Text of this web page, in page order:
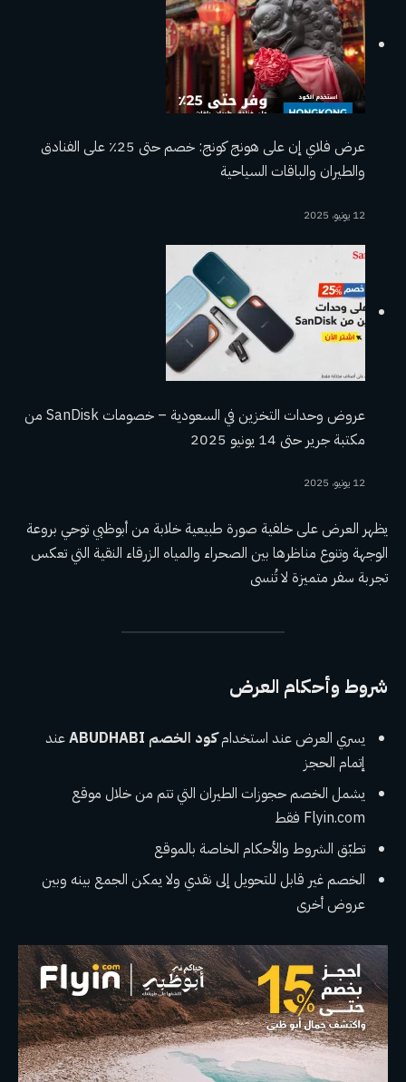
عرض فلاي إن على هونج كونج: خصم حتى 25٪ على الفنادق
والطيران والباقات السياحية
12 يونيو، 2025
عروض وحدات التخزين في السعودية – خصومات SanDisk من
مكتبة جرير حتى 14 يونيو 2025
12 يونيو، 2025
يظهر العرض على خلفية صورة طبيعية خلابة من أبوظبي توحي بروعة
الوجهة وتنوع مناظرها بين الصحراء والمياه الزرقاء النقية التي تعكس
تجربة سفر متميزة لا تُنسى
شروط وأحكام العرض
يسري العرض عند استخدامكود الخصم ABUDHABI
عند
إتمام الحجز
يشمل الخصم حجوزات الطيران التي تتم من خلال موقع
Flyin.com فقط
تطبّق الشروط والأحكام الخاصة بالموقع
الخصم غير قابل للتحويل إلى نقدي ولا يمكن الجمع بينه وبين
عروض أخرى